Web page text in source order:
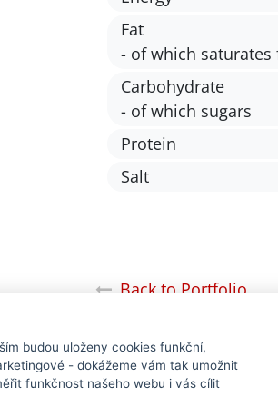
Fat
- of which saturates
Carbohydrate
- of which sugars
Protein
Salt
Back to Portfolio
budou uloženy cookies funkční,
- dokážeme vám tak umožnit
funkčnost našeho webu i vás cílit